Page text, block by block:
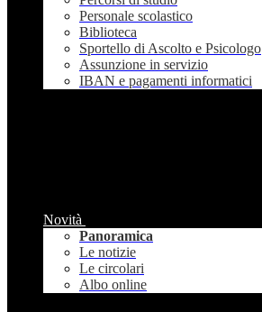
Personale scolastico
Biblioteca
Sportello di Ascolto e Psicologo
Assunzione in servizio
IBAN e pagamenti informatici
Novità
Panoramica
Le notizie
Le circolari
Albo online